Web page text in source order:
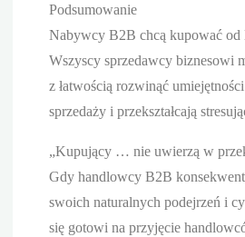
Podsumowanie
Nabywcy B2B chcą kupować od
Wszyscy sprzedawcy biznesowi
z łatwością rozwinąć
sprzedaży i przekształcają
„Kupujący … nie uwierzą w
Gdy handlowcy B2B
swoich naturalnych podejrzeń i
się gotowi na przyjęcie